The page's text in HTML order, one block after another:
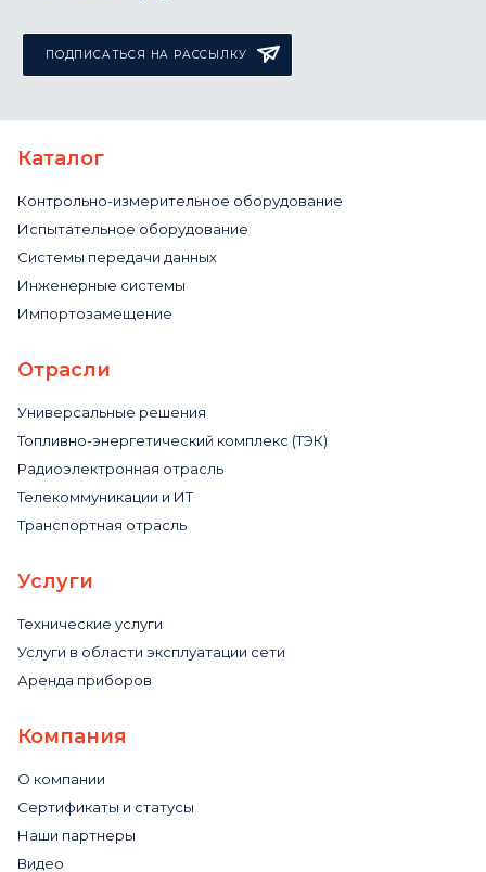
ПОДПИСАТЬСЯ НА РАССЫЛКУ
Каталог
Контрольно-измерительное оборудование
Испытательное оборудование
Системы передачи данных
Инженерные системы
Импортозамещение
Отрасли
Универсальные решения
Топливно-энергетический комплекс (ТЭК)
Радиоэлектронная отрасль
Телекоммуникации и ИТ
Транспортная отрасль
Услуги
Технические услуги
Услуги в области эксплуатации сети
Аренда приборов
Компания
О компании
Сертификаты и статусы
Наши партнеры
Видео